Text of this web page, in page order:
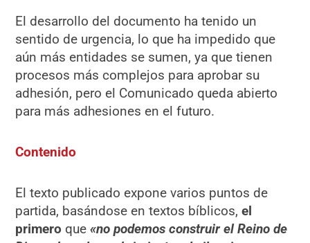
El desarrollo del documento ha tenido un
sentido de urgencia, lo que ha impedido que
aún más entidades se sumen, ya que tienen
procesos más complejos para aprobar su
adhesión, pero el Comunicado queda abierto
para más adhesiones en el futuro.
Contenido
El texto publicado expone varios puntos de
partida, basándose en textos bíblicos,el
primero que«no podemos construir el Reino de